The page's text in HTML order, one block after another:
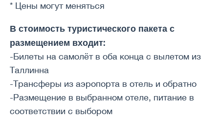
* Цены могут меняться
В стоимость туристического пакета с
размещением входит:
-Билеты на самолёт в оба конца с вылетом из
Таллинна
-Трансферы из аэропорта в отель и обратно
-Размещение в выбранном отеле, питание в
соответствии с выбором